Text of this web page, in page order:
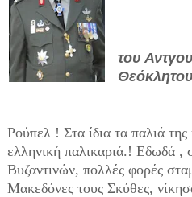
του
Ρούπελ ! Στα ίδια τα παλιά της
ελληνική παλικαριά.! Εδωδά ,
Βυζαντινών, πολλές φορές
Μακεδόνες τους Σκύθες,